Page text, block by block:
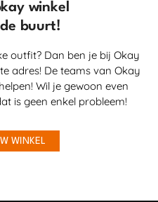
winkel
buurt!
outfit? Dan ben je bij Okay
adres! De teams van Okay
Wil je gewoon even
is geen enkel probleem!
WINKEL